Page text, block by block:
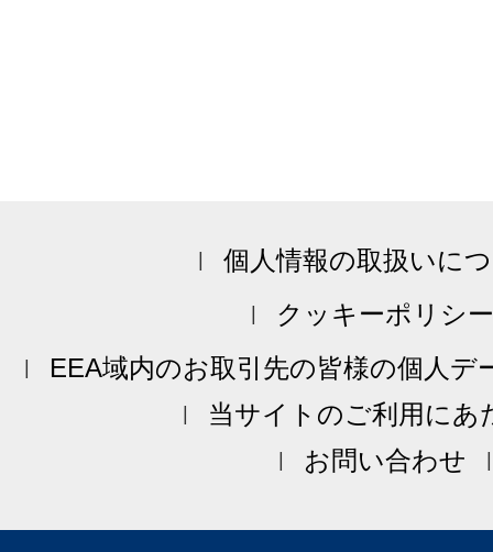
個人情報の取扱いに
クッキーポリシー
EEA域内のお取引先の皆様の個人デ
当サイトのご利用にあ
お問い合わせ